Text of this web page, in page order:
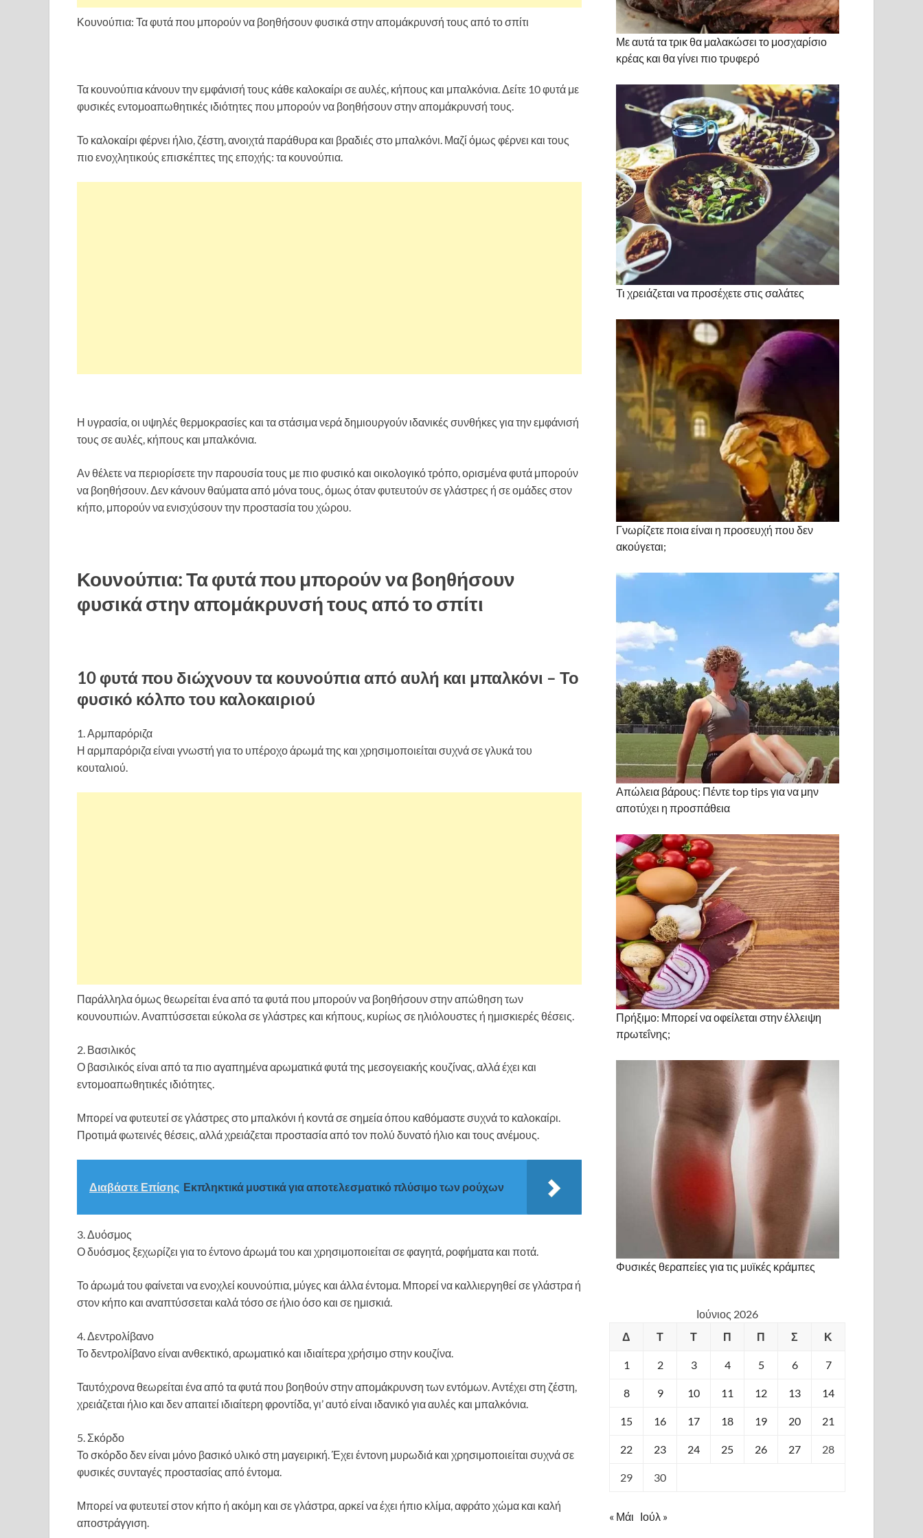
Κουνούπια: Τα φυτά που μπορούν να βοηθήσουν φυσικά στην απομάκρυνσή τους από το σπίτι
Τα κουνούπια κάνουν την εμφάνισή τους κάθε καλοκαίρι σε αυλές, κήπους και μπαλκόνια. Δείτε 10 φυτά με
φυσικές εντομοαπωθητικές ιδιότητες που μπορούν να βοηθήσουν στην απομάκρυνσή τους.
Το καλοκαίρι φέρνει ήλιο, ζέστη, ανοιχτά παράθυρα και βραδιές στο μπαλκόνι. Μαζί όμως φέρνει και τους
πιο ενοχλητικούς επισκέπτες της εποχής: τα κουνούπια.
Η υγρασία, οι υψηλές θερμοκρασίες και τα στάσιμα νερά δημιουργούν ιδανικές συνθήκες για την εμφάνισή
τους σε αυλές, κήπους και μπαλκόνια.
Αν θέλετε να περιορίσετε την παρουσία τους με πιο φυσικό και οικολογικό τρόπο, ορισμένα φυτά μπορούν
να βοηθήσουν. Δεν κάνουν θαύματα από μόνα τους, όμως όταν φυτευτούν σε γλάστρες ή σε ομάδες στον
κήπο, μπορούν να ενισχύσουν την προστασία του χώρου.
Κουνούπια: Τα φυτά που μπορούν να βοηθήσουν
φυσικά στην απομάκρυνσή τους από το σπίτι
10 φυτά που διώχνουν τα κουνούπια από αυλή και μπαλκόνι – Το
φυσικό κόλπο του καλοκαιριού
1. Αρμπαρόριζα
Η αρμπαρόριζα είναι γνωστή για το υπέροχο άρωμά της και χρησιμοποιείται συχνά σε γλυκά του
κουταλιού.
Παράλληλα όμως θεωρείται ένα από τα φυτά που μπορούν να βοηθήσουν στην απώθηση των
κουνουπιών. Αναπτύσσεται εύκολα σε γλάστρες και κήπους, κυρίως σε ηλιόλουστες ή ημισκιερές θέσεις.
2. Βασιλικός
Ο βασιλικός είναι από τα πιο αγαπημένα αρωματικά φυτά της μεσογειακής κουζίνας, αλλά έχει και
εντομοαπωθητικές ιδιότητες.
Μπορεί να φυτευτεί σε γλάστρες στο μπαλκόνι ή κοντά σε σημεία όπου καθόμαστε συχνά το καλοκαίρι.
Προτιμά φωτεινές θέσεις, αλλά χρειάζεται προστασία από τον πολύ δυνατό ήλιο και τους ανέμους.
Διαβάστε Επίσης Εκπληκτικά μυστικά για αποτελεσματικό πλύσιμο των ρούχων
3. Δυόσμος
Ο δυόσμος ξεχωρίζει για το έντονο άρωμά του και χρησιμοποιείται σε φαγητά, ροφήματα και ποτά.
Το άρωμά του φαίνεται να ενοχλεί κουνούπια, μύγες και άλλα έντομα. Μπορεί να καλλιεργηθεί σε γλάστρα ή
στον κήπο και αναπτύσσεται καλά τόσο σε ήλιο όσο και σε ημισκιά.
4. Δεντρολίβανο
Το δεντρολίβανο είναι ανθεκτικό, αρωματικό και ιδιαίτερα χρήσιμο στην κουζίνα.
Ταυτόχρονα θεωρείται ένα από τα φυτά που βοηθούν στην απομάκρυνση των εντόμων. Αντέχει στη ζέστη,
χρειάζεται ήλιο και δεν απαιτεί ιδιαίτερη φροντίδα, γι’ αυτό είναι ιδανικό για αυλές και μπαλκόνια.
5. Σκόρδο
Το σκόρδο δεν είναι μόνο βασικό υλικό στη μαγειρική. Έχει έντονη μυρωδιά και χρησιμοποιείται συχνά σε
φυσικές συνταγές προστασίας από έντομα.
Μπορεί να φυτευτεί στον κήπο ή ακόμη και σε γλάστρα, αρκεί να έχει ήπιο κλίμα, αφράτο χώμα και καλή
αποστράγγιση.
Με αυτά τα τρικ θα μαλακώσει το μοσχαρίσιο
κρέας και θα γίνει πιο τρυφερό
Τι χρειάζεται να προσέχετε στις σαλάτες
Γνωρίζετε ποια είναι η προσευχή που δεν
ακούγεται;
Απώλεια βάρους: Πέντε top tips για να μην
αποτύχει η προσπάθεια
Πρήξιμο: Μπορεί να οφείλεται στην έλλειψη
πρωτεΐνης;
Φυσικές θεραπείες για τις μυϊκές κράμπες
Ιούνιος 2026
Δ
Τ Τ Π Π Σ Κ
1 2 3 4 5 6 7
8 9 10 11 12 13 14
15 16 17 18 19 20 21
22 23 24 25 26 27 28
29 30
« Μάι Ιούλ »